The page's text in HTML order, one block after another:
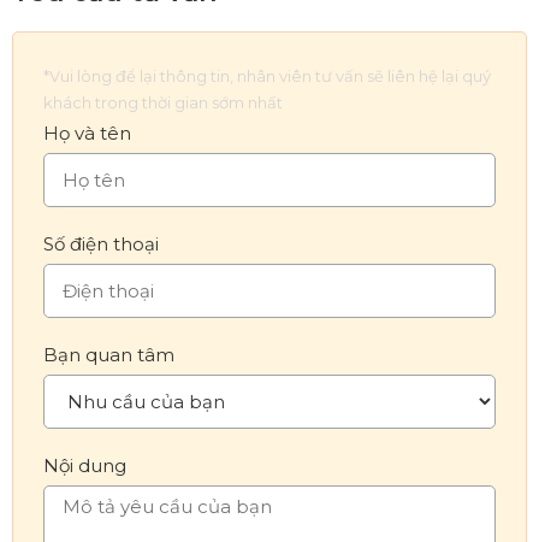
*Vui lòng để lại thông tin, nhân viên tư vấn sẽ liên hệ lại quý
khách trong thời gian sớm nhất
Họ và tên
Số điện thoại
Bạn quan tâm
Nội dung